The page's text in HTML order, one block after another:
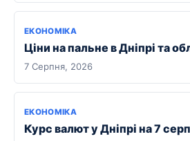
ЕКОНОМІКА
Ціни на пальне в Дніпрі та
7 Серпня, 2026
ЕКОНОМІКА
Курс валют у Дніпрі на 7